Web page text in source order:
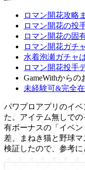
ロマン開花攻略
ロマン開花の投
ロマン開花の固
ロマン開花ガチ
水着泡瀬ガチャ
ロマン開花投手
GameWithからの
未経験可&完全
パワプロアプリのイ
た。アイテム無しで
有ボーナスの「イベ
差、まねき猫と野球
検証したので、参考に